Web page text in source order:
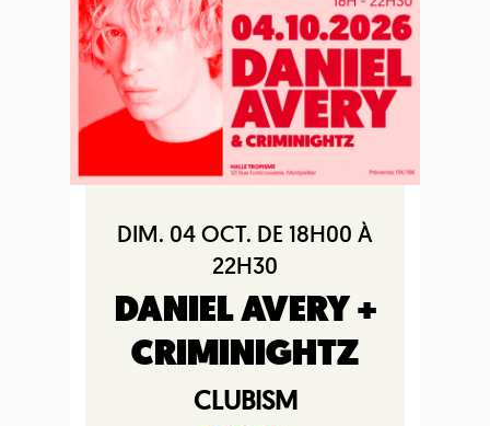
DIM. 04 OCT. DE 18H00 À
22H30
DANIEL AVERY +
CRIMINIGHTZ
CLUBISM